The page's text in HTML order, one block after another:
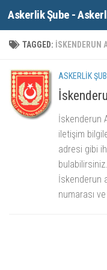
Skip to content
Askerlik Şube -
TAGGED: ISKENDERUN
ASKERLIK
İskenderun
iletişim
adresi gibi
İskenderun
numarası